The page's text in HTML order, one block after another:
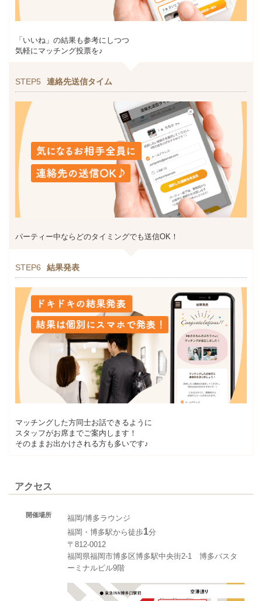
「いいね」の結果も参考にしつつ
気軽にマッチング投票を♪
STEP5 連絡先送信タイム
パーティー中ならどのタイミングでも送信OK！
STEP6 結果発表
マッチングした方同士お話できるように
スタッフがお席までご案内します！
そのままお出かけされる方も多いです♪
アクセス
開催場所
福岡/博多ラウンジ
福岡・博多駅から徒歩1分
〒812-0012
福岡県福岡市博多区博多駅中央街2-1 博多バスタ
ーミナルビル9階